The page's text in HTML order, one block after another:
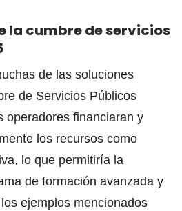
la cumbre de servicios
de las soluciones
de Servicios Públicos
operadores financiaran y
los recursos como
lo que permitiría la
de formación avanzada y
ejemplos mencionados